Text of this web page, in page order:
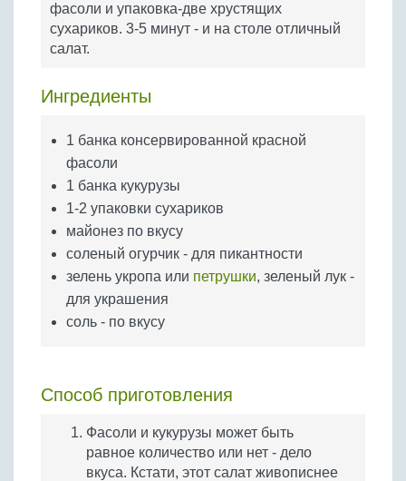
Бобовые
Яйца
фасоли и упаковка-две хрустящих
сухариков. 3-5 минут - и на столе отличный
салат.
Ингредиенты
1 банка консервированной красной
фасоли
1 банка кукурузы
1-2 упаковки сухариков
майонез по вкусу
соленый огурчик - для пикантности
зелень укропа или петрушки, зеленый лук -
для украшения
соль - по вкусу
Способ приготовления
Фасоли и кукурузы может быть
равное количество или нет - дело
вкуса. Кстати, этот салат живописнее